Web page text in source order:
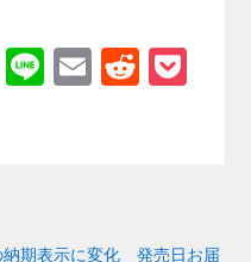
M
Li
E
R
納期表示に変化 発売日お届